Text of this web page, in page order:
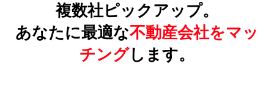
複数社ピックアップ。
あなたに最適な不動産会社をマッ
チングします。